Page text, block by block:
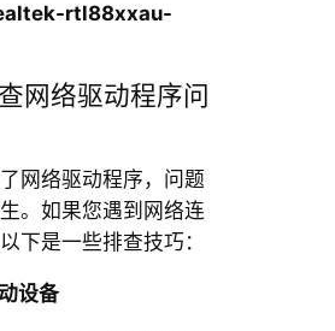
rtl88xxau-
网络驱动程序问
网络驱动程序，问题
。如果您遇到网络连
下是一些排查技巧：
设备